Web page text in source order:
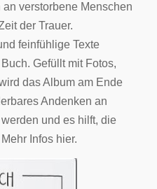
verstorbene Menschen
der Trauer.
feinfühlige Texte
Gefüllt mit Fotos,
das Album am Ende
Andenken an
und es hilft, die
Infos hier.